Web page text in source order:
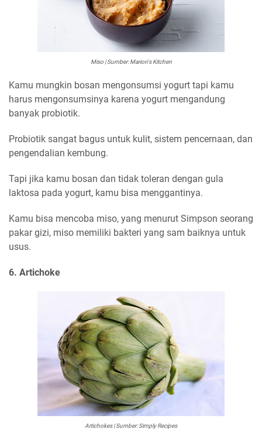
Miso | Sumber: Marion's Kitchen
Kamu mungkin bosan mengonsumsi yogurt tapi kamu
harus mengonsumsinya karena yogurt mengandung
banyak probiotik.
Probiotik sangat bagus untuk kulit, sistem pencernaan, dan
pengendalian kembung.
Tapi jika kamu bosan dan tidak toleran dengan gula
laktosa pada yogurt, kamu bisa menggantinya.
Kamu bisa mencoba miso, yang menurut Simpson seorang
pakar gizi, miso memiliki bakteri yang sam baiknya untuk
usus.
6. Artichoke
Artichokes | Sumber: Simply Recipes